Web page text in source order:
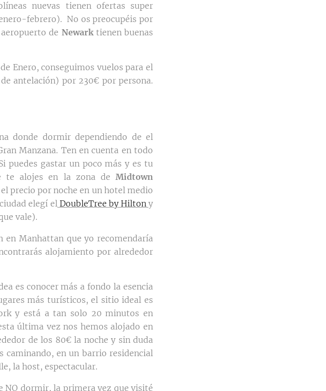
nuevas tienen ofertas super
febrero). No os preocupéis por
de Newarktienen buenas
Enero, conseguimos vuelos para el
antelación) por 230€ por persona.
donde dormir dependiendo de el
Manzana. Ten en cuenta en todo
puedes gastar un poco más y es tu
te alojes en la zona de Midtown
precio por noche en un hotel medio
elegí elDoubleTree by Hilton y
vale).
en Manhattan que yo recomendaría
alojamiento por alrededor
es conocer más a fondo la esencia
más turísticos, el sitio ideal es
y está a tan solo 20 minutos en
última vez nos hemos alojado en
de los 80€ la noche y sin duda
caminando, en un barrio residencial
la host, espectacular.
NO dormir, la primera vez que visité